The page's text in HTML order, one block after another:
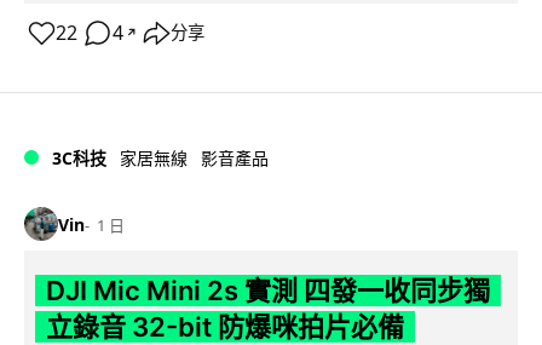
22 4 ↗ 分享
3C科技 家居無線 影音產品
Vin 1 日
DJI Mic Mini 2s 實測 四發一收同步獨
立錄音 32-bit 防爆咪拍片必備